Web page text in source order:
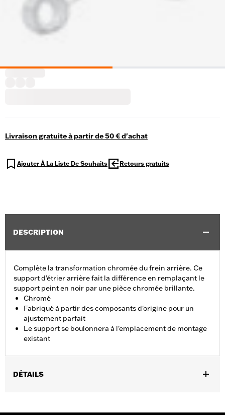
Livraison gratuite à partir de 50 € d'achat
Ajouter À La Liste De Souhaits Retours gratuits
DESCRIPTION
Complète la transformation chromée du frein arrière. Ce
support d’étrier arrière fait la différence en remplaçant le
support peint en noir par une pièce chromée brillante.
Chromé
Fabriqué à partir des composants d'origine pour un
ajustement parfait
Le support se boulonnera à l'emplacement de montage
existant
DÉTAILS